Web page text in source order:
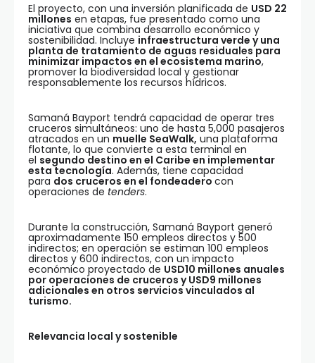
El proyecto, con una inversión planificada de USD 22
millones en etapas, fue presentado como una
iniciativa que combina desarrollo económico y
sostenibilidad. Incluye infraestructura verde y una
planta de tratamiento de aguas residuales para
minimizar impactos en el ecosistema marino,
promover la biodiversidad local y gestionar
responsablemente los recursos hídricos.
Samaná Bayport tendrá capacidad de operar tres
cruceros simultáneos: uno de hasta 5,000 pasajeros
atracados en un muelle SeaWalk, una plataforma
flotante, lo que convierte a esta terminal en
el segundo destino en el Caribe en implementar
esta tecnología. Además, tiene capacidad
para dos cruceros en el fondeadero con
operaciones de tenders.
Durante la construcción, Samaná Bayport generó
aproximadamente 150 empleos directos y 500
indirectos; en operación se estiman 100 empleos
directos y 600 indirectos, con un impacto
económico proyectado de USD10 millones anuales
por operaciones de cruceros y USD9 millones
adicionales en otros servicios vinculados al
turismo.
Relevancia local y sostenible